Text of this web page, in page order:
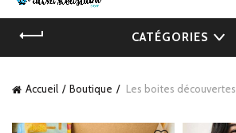
CATÉGORIES
Accueil Boutique Les boites découvertes